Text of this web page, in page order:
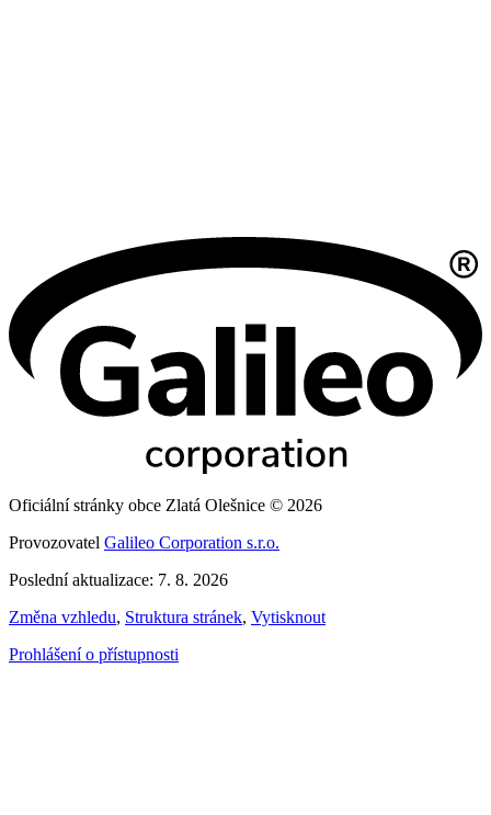
Oficiální stránky obce Zlatá Olešnice © 2026
Provozovatel Galileo Corporation s.r.o.
Poslední aktualizace: 7. 8. 2026
Změna vzhledu, Struktura stránek, Vytisknout
Prohlášení o přístupnosti